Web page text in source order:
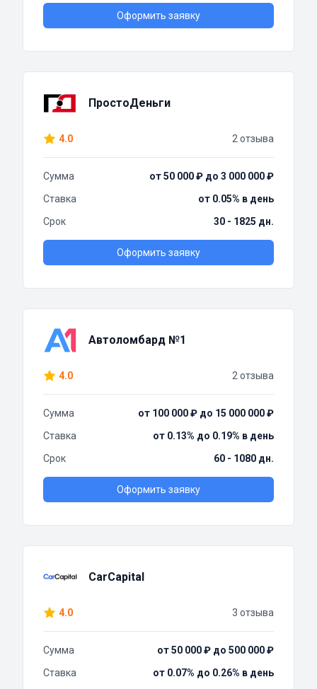
Оформить заявку
ПростоДеньги
4.0 2 отзыва
Сумма
от 50 000 ₽ до 3 000 000 ₽
Ставка
от 0.05% в день
Срок
30 - 1825 дн.
Оформить заявку
Автоломбард №1
4.0 2 отзыва
Сумма
от 100 000 ₽ до 15 000 000 ₽
Ставка
от 0.13% до 0.19% в день
Срок
60 - 1080 дн.
Оформить заявку
CarCapital
4.0 3 отзыва
Сумма
от 50 000 ₽ до 500 000 ₽
Ставка
от 0.07% до 0.26% в день